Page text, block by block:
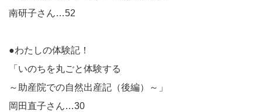
南研子さん…52
●わたしの体験記！
「いのちを丸ごと体験する
～助産院での自然出産記（後編）～」
岡田直子さん…30